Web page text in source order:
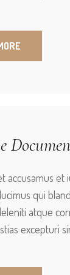
accusamus et
qui
atque
excepturi